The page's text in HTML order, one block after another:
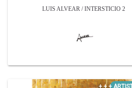
LUIS ALVEAR / INTERSTICIO 2